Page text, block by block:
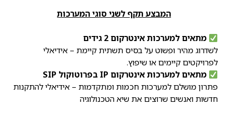
המבצע תקף לשני סוגי המערכות
מתאים למערכות אינטרקום 2 גידים
לשדרוג מהיר ופשוט על בסיס תשתית קיימת – אידיאלי
לפרויקטים קיימים או שיפוץ.
מתאים למערכות אינטרקום IP בפרוטוקול SIP
פתרון מושלם למערכות חכמות ומתקדמות – אידיאלי להתקנות
חדשות ואנשים שרוצים את שיא הטכנולוגיה